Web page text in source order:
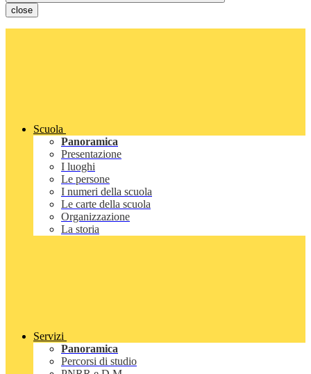
close
Scuola
Panoramica
Presentazione
I luoghi
Le persone
I numeri della scuola
Le carte della scuola
Organizzazione
La storia
Servizi
Panoramica
Percorsi di studio